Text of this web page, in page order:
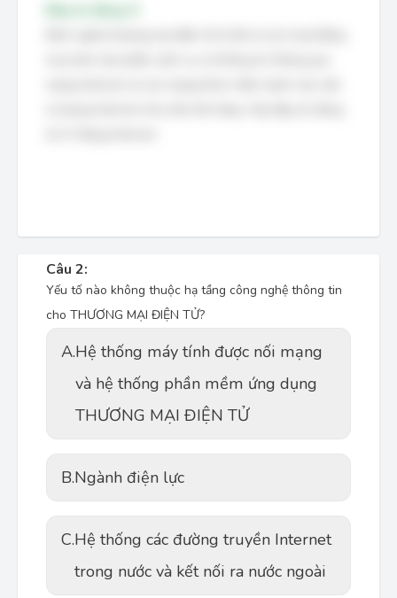
Câu 2:
Yếu tố nào không thuộc hạ tầng công nghệ thông tin
cho THƯƠNG MẠI ĐIỆN TỬ?
A.Hệ thống máy tính được nối mạng
và hệ thống phần mềm ứng dụng
THƯƠNG MẠI ĐIỆN TỬ
B.Ngành điện lực
C.Hệ thống các đường truyền Internet
trong nước và kết nối ra nước ngoài